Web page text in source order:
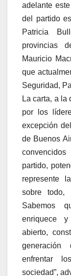
adelante
del partido
Patricia
provincias
Mauricio
que
Seguridad,
La carta, a la
por los
excepción
de Buenos
partido,
represente
sobre todo,
Sabemos
enriquece
abierto,
generación
enfrentar
sociedad”,